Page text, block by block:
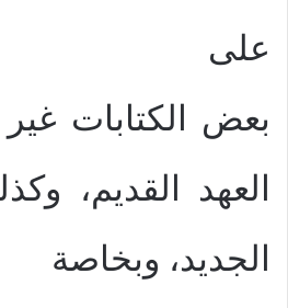
على
بعض الكتابات غير
العهد القديم،
الجديد، وبخاصة